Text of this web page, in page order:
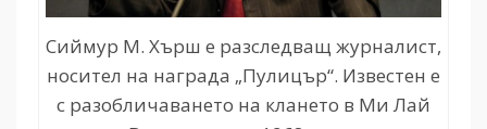
Сиймур М. Хърш е разследващ журналист,
носител на награда „Пулицър“. Известен е
с разобличаването на клането в Ми Лай